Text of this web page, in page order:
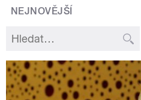
NEJNOVĚJŠÍ